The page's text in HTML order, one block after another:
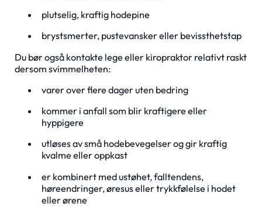
plutselig, kraftig hodepine
brystsmerter, pustevansker eller bevissthetstap
Du bør også kontakte lege eller kiropraktor relativt raskt
dersom svimmelheten:
varer over flere dager uten bedring
kommer i anfall som blir kraftigere eller
hyppigere
utløses av små hodebevegelser og gir kraftig
kvalme eller oppkast
er kombinert med ustøhet, falltendens,
høreendringer, øresus eller trykkfølelse i hodet
eller ørene